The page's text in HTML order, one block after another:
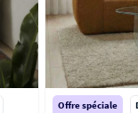
Offre spéciale